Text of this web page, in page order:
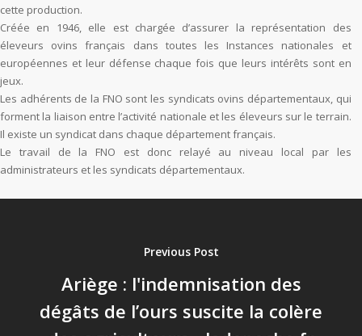
cette production.
Créée en 1946, elle est chargée d’assurer la représentation des
éleveurs ovins français dans toutes les Instances nationales et
européennes et leur défense chaque fois que leurs intérêts sont en
jeux.
Les adhérents de la FNO sont les syndicats ovins départementaux, qui
forment la liaison entre l’activité nationale et les éleveurs sur le terrain.
Il existe un syndicat dans chaque département français.
Le travail de la FNO est donc relayé au niveau local par les
administrateurs et les syndicats départementaux.
Previous Post
Ariège : l'indemnisation des
dégâts de l’ours suscite la colère